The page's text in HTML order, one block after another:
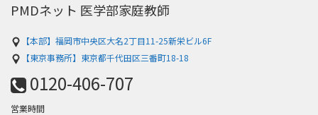
PMDネット 医学部家庭教師
【本部】福岡市中央区大名2丁目11-25新栄ビル6F
【東京事務所】東京都千代田区三番町18-18
0120-406-707
営業時間